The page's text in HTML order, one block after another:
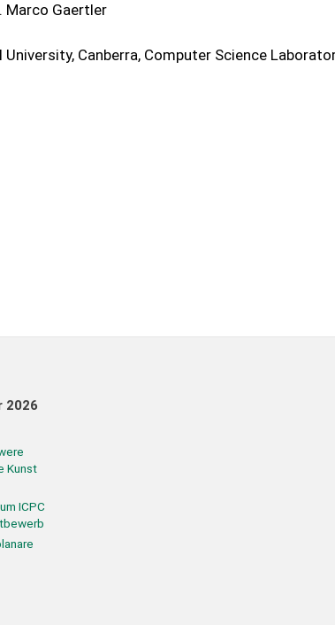
Marco Gaertler
Canberra, Computer Science
2026
Kunst
ICPC